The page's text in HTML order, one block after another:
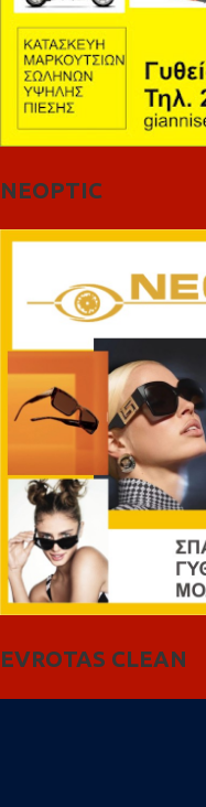
NEOPTIC
EVROTAS CLEAN